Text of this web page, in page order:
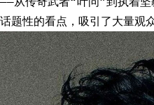
话题性的看点，吸引了大量观